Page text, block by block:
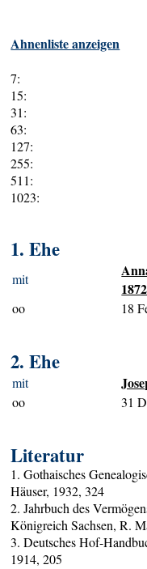
Ahnenliste anzeigen
7:
15:
31:
63:
127:
255:
511:
1023:
1. Ehe
mit
oo 18
2. Ehe
mit
oo 31
Literatur
1. Gothaisches
Häuser, 1932, 324
2. Jahrbuch des
Königreich Sachsen, R.
3. Deutsches Hof-
1914, 205